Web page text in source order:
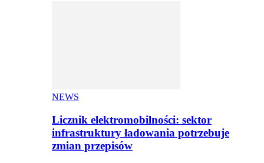
NEWS
Licznik elektromobilności: sektor
infrastruktury ładowania potrzebuje
zmian przepisów